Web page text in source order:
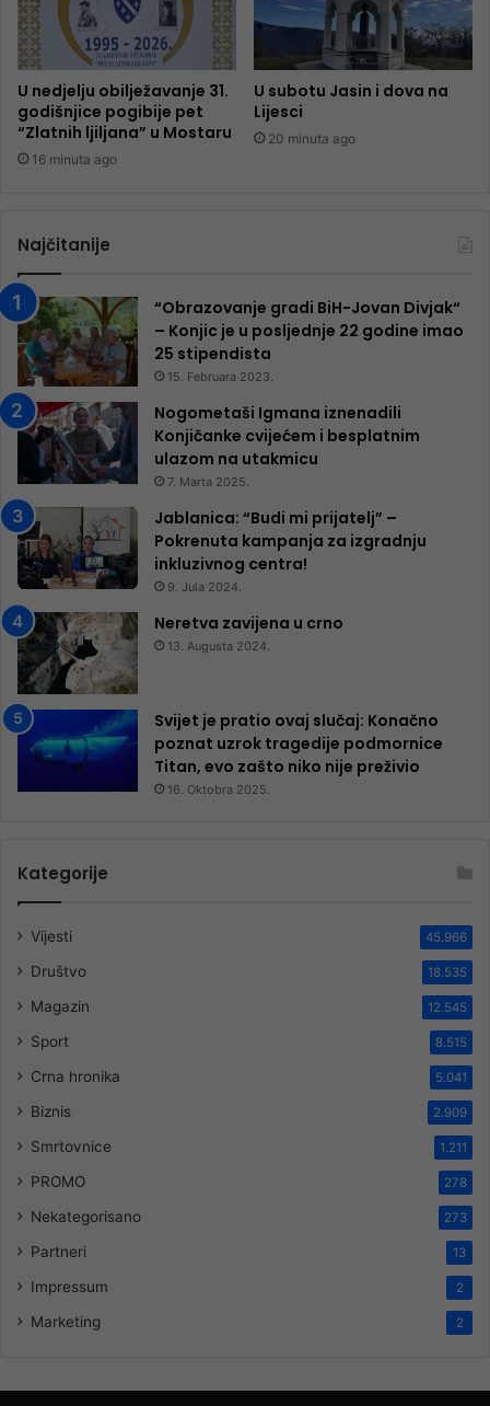
U nedjelju obilježavanje 31.
godišnjice pogibije pet
“Zlatnih ljiljana” u Mostaru
16 minuta ago
U subotu Jasin i dova na
Lijesci
20 minuta ago
Najčitanije
“Obrazovanje gradi BiH-Jovan Divjak“
– Konjic je u posljednje 22 godine imao
25 ​​stipendista
15. Februara 2023.
Nogometaši Igmana iznenadili
Konjičanke cvijećem i besplatnim
ulazom na utakmicu
7. Marta 2025.
Jablanica: “Budi mi prijatelj” –
Pokrenuta kampanja za izgradnju
inkluzivnog centra!
9. Jula 2024.
Neretva zavijena u crno
13. Augusta 2024.
Svijet je pratio ovaj slučaj: Konačno
poznat uzrok tragedije podmornice
Titan, evo zašto niko nije preživio
16. Oktobra 2025.
Kategorije
Vijesti 45.966
Društvo 18.535
Magazin 12.545
Sport 8.515
Crna hronika 5.041
Biznis 2.909
Smrtovnice 1.211
PROMO 278
Nekategorisano 273
Partneri 13
Impressum 2
Marketing 2